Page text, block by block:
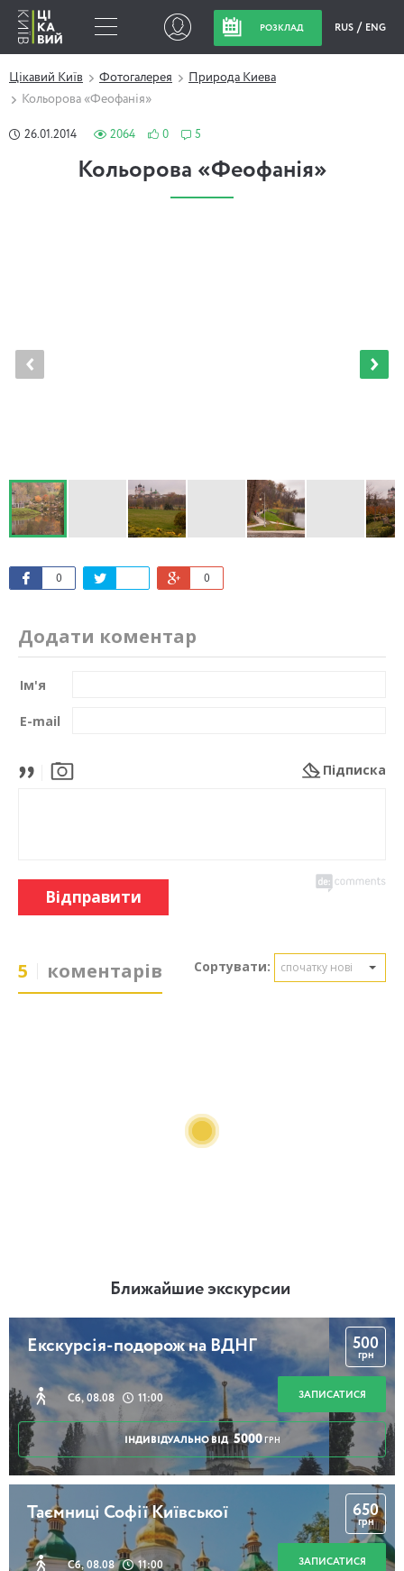
РОЗКЛАД RUS ENG
Цікавий Київ Фотогалерея
Природа Киева
Кольорова «Феофанія»
26.01.2014 2064 0 5
Кольорова «Феофанія»
0 0
Додати коментар
Ім'я
E-mail
Підписка
Відправити
5 коментарів Сортувати: спочатку нові
Ближайшие экскурсии
Екскурсія-подорож на ВДНГ
Сб, 08.08 11:00
500
грн
ЗАПИСАТИСЯ
ІНДИВІДУАЛЬНО ВІД 5000 ГРН
Таємниці Софії Київської
Сб, 08.08 11:00
650
грн
ЗАПИСАТИСЯ